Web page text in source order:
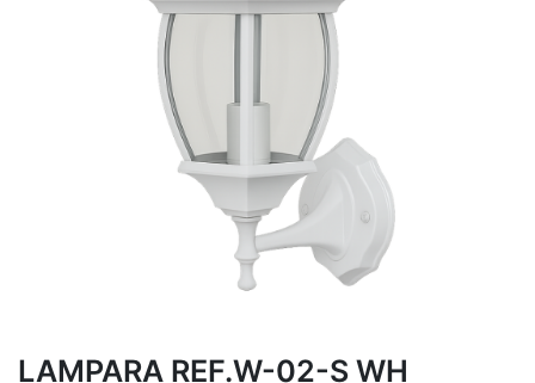
LAMPARA REF.W-02-S WH